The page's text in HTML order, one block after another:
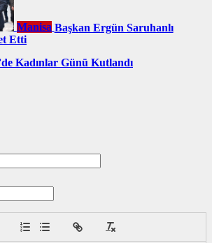
Manisa Başkan Ergün Saruhanlı
Etti
Kadınlar Günü Kutlandı